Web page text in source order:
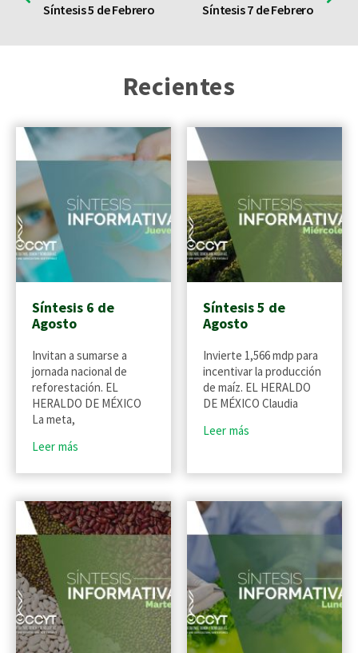
Síntesis 5 de Febrero Síntesis 7 de Febrero
Recientes
Síntesis 6 de
Agosto
Invitan a sumarse a
jornada nacional de
reforestación. EL
HERALDO DE MÉXICO
La meta,
Leer más
Síntesis 5 de
Agosto
Invierte 1,566 mdp para
incentivar la producción
de maíz. EL HERALDO
DE MÉXICO Claudia
Leer más